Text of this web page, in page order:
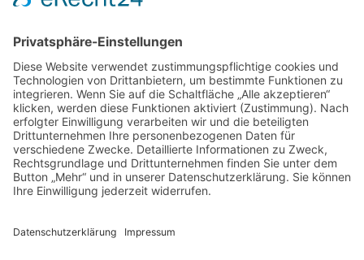
Wir freuen uns auf Sie:
Landfleischerei & Catering Karl Herzog
Leutersdorfer Str. 6
02794 Spitzkunnersdorf
Tel.: 03586 / 38 62 96
Fax: 03586 / 78 93 32
Startseite
Onlineshop